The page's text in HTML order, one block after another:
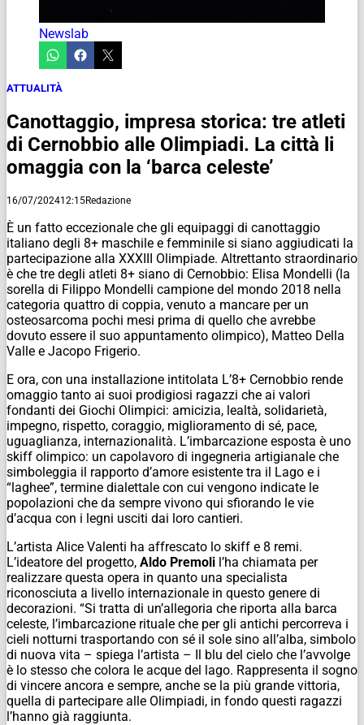
Newslab
ATTUALITÀ
Canottaggio, impresa storica: tre atleti
di Cernobbio alle Olimpiadi. La città li
omaggia con la ‘barca celeste’
16/07/202412:15Redazione
È un fatto eccezionale che gli equipaggi di canottaggio
italiano degli 8+ maschile e femminile si siano aggiudicati la
partecipazione alla XXXIII Olimpiade. Altrettanto straordinario
è che tre degli atleti 8+ siano di Cernobbio: Elisa Mondelli (la
sorella di Filippo Mondelli campione del mondo 2018 nella
categoria quattro di coppia, venuto a mancare per un
osteosarcoma pochi mesi prima di quello che avrebbe
dovuto essere il suo appuntamento olimpico), Matteo Della
Valle e Jacopo Frigerio.
E ora, con una installazione intitolata L’8+ Cernobbio rende
omaggio tanto ai suoi prodigiosi ragazzi che ai valori
fondanti dei Giochi Olimpici: amicizia, lealtà, solidarietà,
impegno, rispetto, coraggio, miglioramento di sé, pace,
uguaglianza, internazionalità. L’imbarcazione esposta è uno
skiff olimpico: un capolavoro di ingegneria artigianale che
simboleggia il rapporto d’amore esistente tra il Lago e i
“laghee”, termine dialettale con cui vengono indicate le
popolazioni che da sempre vivono qui sfiorando le vie
d’acqua con i legni usciti dai loro cantieri.
L’artista Alice Valenti ha affrescato lo skiff e 8 remi.
L’ideatore del progetto, Aldo Premoli l’ha chiamata per
realizzare questa opera in quanto una specialista
riconosciuta a livello internazionale in questo genere di
decorazioni. “Si tratta di un’allegoria che riporta alla barca
celeste, l’imbarcazione rituale che per gli antichi percorreva i
cieli notturni trasportando con sé il sole sino all’alba, simbolo
di nuova vita – spiega l’artista – Il blu del cielo che l’avvolge
è lo stesso che colora le acque del lago. Rappresenta il sogno
di vincere ancora e sempre, anche se la più grande vittoria,
quella di partecipare alle Olimpiadi, in fondo questi ragazzi
l’hanno già raggiunta.